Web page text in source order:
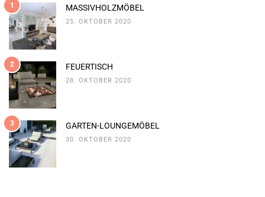
1 MASSIVHOLZMÖBEL
25. OKTOBER 2020
2 FEUERTISCH
28. OKTOBER 2020
3 GARTEN-LOUNGEMÖBEL
30. OKTOBER 2020